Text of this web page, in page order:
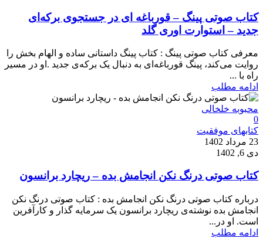
کتاب صوتی پینگ – قورباغه ای در جستجوی برکه‌ای
جدید – استوارت اوری گلد
معرفی کتاب صوتی پینگ : کتاب پینگ داستانی ساده و الهام بخش را
روایت می‌کند، پینگ قورباغه‌ای به دنبال یک برکه‌ی جدید .او در مسیر
راه با ...
ادامه مطلب
محبوبه خلخالی
0
کتابهای موفقیت
23 مرداد 1402
دی 6, 1402
کتاب صوتی درنگ نکن انجامش بده – ریچارد برانسون
درباره کتاب صوتی درنگ نکن انجامش بده : کتاب صوتی درنگ نکن
انجامش بده نوشته‌ی ریچارد برانسون یک سرمایه گذار و کارآفرین
است. او در...
ادامه مطلب